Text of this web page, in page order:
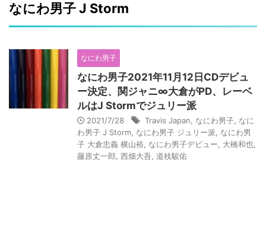
なにわ男子 J Storm
なにわ男子
なにわ男子2021年11月12日CDデビュ
ー決定、関ジャニ∞大倉がPD、レーベ
ルはJ Stormでジュリー派
2021/7/28 Travis Japan なにわ男子 なに
わ男子 J Storm なにわ男子 ジュリー派
なにわ男
子 大倉忠義 横山裕 なにわ男子デビュー 大橋和也
藤原丈一郎 西畑大吾 道枝駿佑